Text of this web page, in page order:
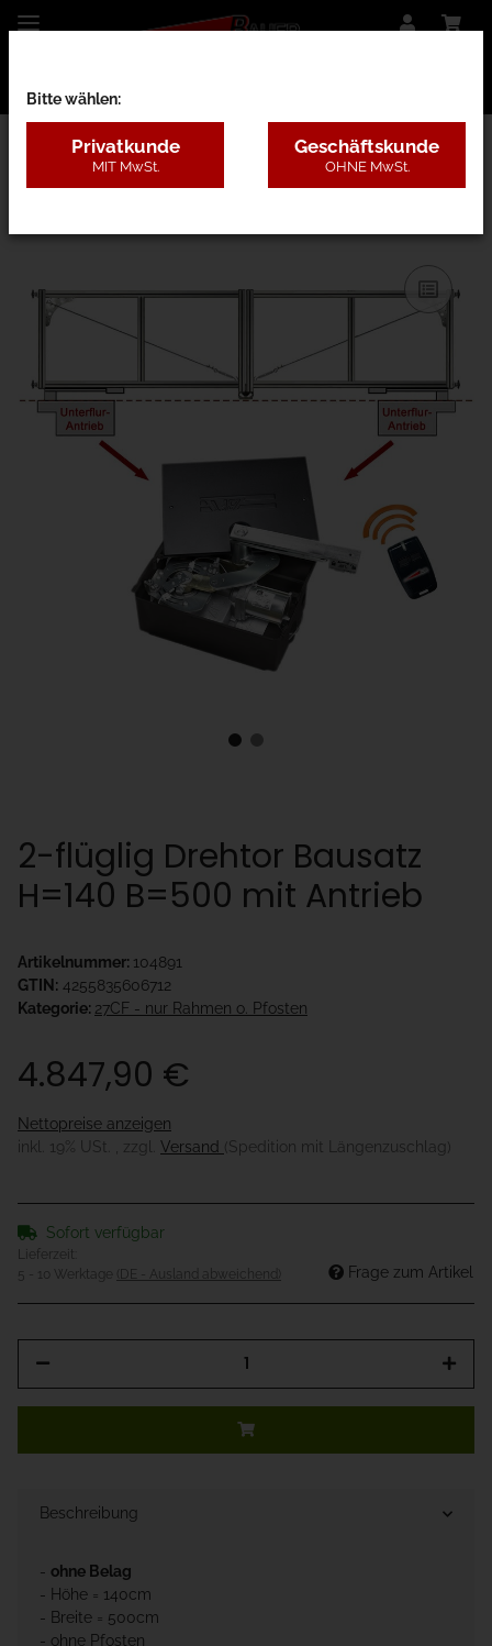
27CF - nur Rahmen o. Pfosten
2-flüglig Drehtor Bausatz
H=140 B=500 mit Antrieb
Artikelnummer: 104891
GTIN: 4255835606712
Kategorie: 27CF - nur Rahmen o. Pfosten
4.847,90 €
Nettopreise anzeigen
inkl. 19% USt. , zzgl. Versand (Spedition mit Längenzuschlag)
Sofort verfügbar
Lieferzeit:
5 - 10 Werktage
(DE - Ausland abweichend) Frage zum Artikel
Beschreibung
- ohne Belag
- Höhe = 140cm
- Breite = 500cm
- ohne Pfosten
Bitte wählen:
Privatkunde
MIT MwSt.
Geschäftskunde
OHNE MwSt.